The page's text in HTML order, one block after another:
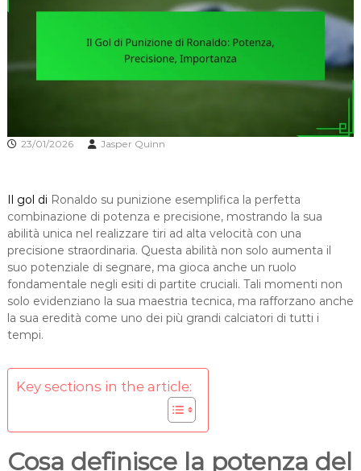
23/01/2026 Jasper Quinn
Il gol di Ronaldo su punizione esemplifica la perfetta
combinazione di potenza e precisione, mostrando la sua
abilità unica nel realizzare tiri ad alta velocità con una
precisione straordinaria. Questa abilità non solo aumenta il
suo potenziale di segnare, ma gioca anche un ruolo
fondamentale negli esiti di partite cruciali. Tali momenti non
solo evidenziano la sua maestria tecnica, ma rafforzano anche
la sua eredità come uno dei più grandi calciatori di tutti i
tempi.
Key sections in the article:
Cosa definisce la potenza del